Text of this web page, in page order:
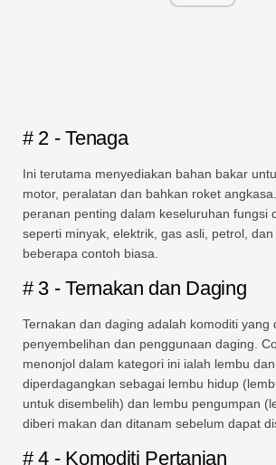
# 2 - Tenaga
Ini terutama menyediakan bahan bakar
motor, peralatan dan bahkan roket
peranan penting dalam keseluruhan fungsi
seperti minyak, elektrik, gas asli, petrol,
beberapa contoh biasa.
# 3 - Ternakan dan Daging
Ternakan dan daging adalah komoditi yang
penyembelihan dan penggunaan daging.
menonjol dalam kategori ini ialah lembu
diperdagangkan sebagai lembu hidup
untuk disembelih) dan lembu pengumpan
diberi makan dan ditanam sebelum dapat
# 4 - Komoditi Pertanian